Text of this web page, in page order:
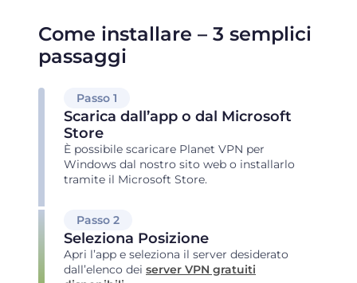
Come installare – 3 semplici
passaggi
Passo 1
Scarica dall’app o dal Microsoft
Store
È possibile scaricare Planet VPN per
Windows dal nostro sito web o installarlo
tramite il Microsoft Store.
Passo 2
Seleziona Posizione
Apri l’app e seleziona il server desiderato
dall’elenco dei server VPN gratuiti